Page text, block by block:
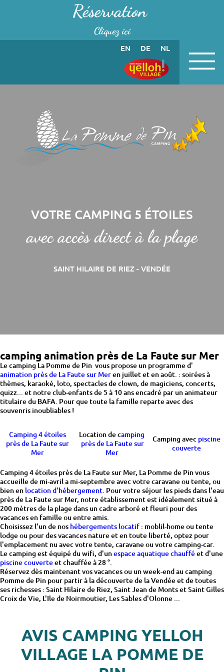
Panneau de gestion des cookiesRéservation
Cliquez ici
EN DE NL
VOTRE CAMPING 5 ÉTOILES
avec accès direct à la plage
SAINT HILAIRE DE RIEZ - VENDÉE
camping animation près de La Faute sur Mer
Le camping La Pomme de Pin vous propose un programme d'
animation près de La Faute sur Meren juillet et en août. : soirées à
thèmes, karaoké, loto, spectacles de clown, de magiciens, concerts,
quizz... et notre club-enfants de 5 à 10 ans encadré par un animateur
titulaire du BAFA. Pour que toute la famille reparte avec des
souvenris inoubliables !
Camping 4 étoiles
près de La Faute sur
Mer
Location de camping
près de La Faute sur
Mer
Camping avec piscine
couverte
Camping 4 étoiles près de La Faute sur Mer, La Pomme de Pin vous
accueille de mi-avril a mi-septembre avec votre caravane ou tente, ou
bien en location d'hébergement. Pour votre séjour les pieds dans l'eau
près de La Faute sur Mer, notre établissement est idéalement situé à
200 mètres de la plage dans un cadre arboré et fleuri pour des
vacances en famille ou entre amis.
Choisissez l'un de nos hébergements locatif: moblil-home ou tente
lodge ou pour des vacances nature et en toute liberté, optez pour
l'emplacement nu avec votre tente, caravane ou votre camping-car.
Le camping est équipé du wifi, d'unespace aquatique chaufféet d'une
piscine couverteet chauffée à 28 °.
Réservez dès maintenant vos vacances ou un week-end au camping
Pomme de Pin pour partir à la découverte de la Vendée et de toutes
ses richesses : Saint Hilaire de Riez, Saint Jean de Monts et Saint Gilles
Croix de Vie, L'Ile de Noirmoutier, Les Sables d'Olonne ...
AVIS CAMPING YELLOH
VILLAGE LA POMME DE